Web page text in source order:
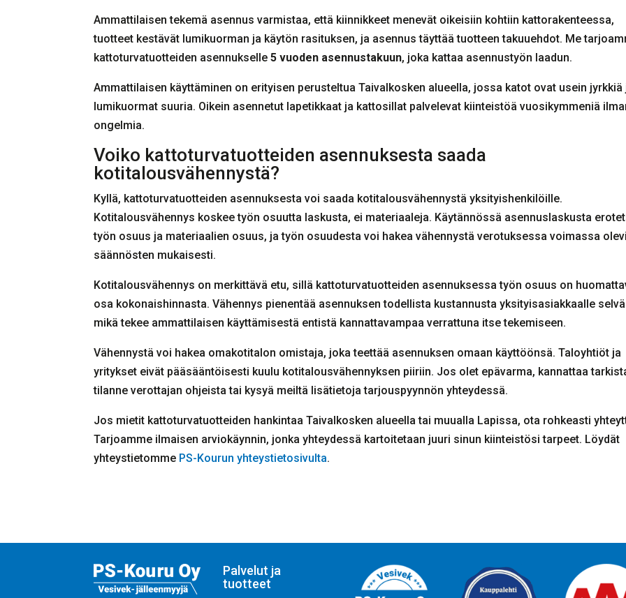
Ammattilaisen tekemä asennus varmistaa, että kiinnikkeet menevät oikeisiin kohtiin kattorakenteessa,
tuotteet kestävät lumikuorman ja käytön rasituksen, ja asennus täyttää tuotteen takuuehdot. Me
kattoturvatuotteiden asennukselle5 vuoden asennustakuun, joka kattaa asennustyön laadun.
Ammattilaisen käyttäminen on erityisen perusteltua Taivalkosken alueella, jossa katot ovat usein jyrkkiä
lumikuormat suuria. Oikein asennetut lapetikkaat ja kattosillat palvelevat kiinteistöä vuosikymmeniä
ongelmia.
Voiko kattoturvatuotteiden asennuksesta saada
kotitalousvähennystä?
Kyllä, kattoturvatuotteiden asennuksesta voi saada kotitalousvähennystä yksityishenkilöille.
Kotitalousvähennys koskee työn osuutta laskusta, ei materiaaleja. Käytännössä asennuslaskusta
työn osuus ja materiaalien osuus, ja työn osuudesta voi hakea vähennystä verotuksessa voimassa
säännösten mukaisesti.
Kotitalousvähennys on merkittävä etu, sillä kattoturvatuotteiden asennuksessa työn osuus on
osa kokonaishinnasta. Vähennys pienentää asennuksen todellista kustannusta yksityisasiakkaalle
mikä tekee ammattilaisen käyttämisestä entistä kannattavampaa verrattuna itse tekemiseen.
Vähennystä voi hakea omakotitalon omistaja, joka teettää asennuksen omaan käyttöönsä. Taloyhtiöt ja
yritykset eivät pääsääntöisesti kuulu kotitalousvähennyksen piiriin. Jos olet epävarma, kannattaa
tilanne verottajan ohjeista tai kysyä meiltä lisätietoja tarjouspyynnön yhteydessä.
Jos mietit kattoturvatuotteiden hankintaa Taivalkosken alueella tai muualla Lapissa, ota rohkeasti
Tarjoamme ilmaisen arviokäynnin, jonka yhteydessä kartoitetaan juuri sinun kiinteistösi tarpeet. Löydät
yhteystietomme PS-Kourun yhteystietosivulta.
Palvelut ja
tuotteet